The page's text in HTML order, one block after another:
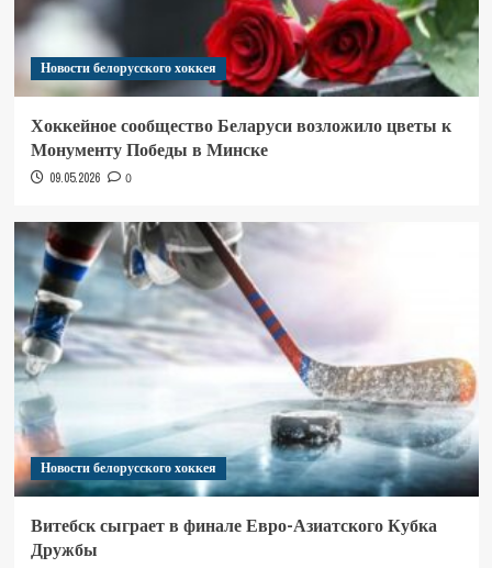
Новости белорусского хоккея
Хоккейное сообщество Беларуси возложило цветы к
Монументу Победы в Минске
09.05.2026 0
Новости белорусского хоккея
Витебск сыграет в финале Евро-Азиатского Кубка
Дружбы